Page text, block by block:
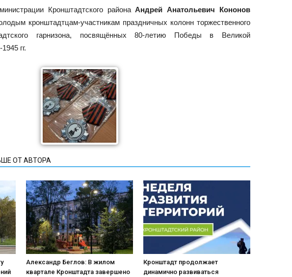
Кронштадтского районаАндрей Анатольевич Кононов
кронштадтцам-участникам праздничных колонн торжественного
гарнизона, посвящённых 80-летию Победы в Великой
гг.
ОТ АВТОРА
Александр Беглов: В жилом
квартале Кронштадта завершено
Кронштадт продолжает
динамично развиваться